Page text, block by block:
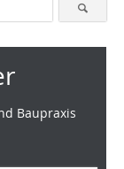
Baupraxis